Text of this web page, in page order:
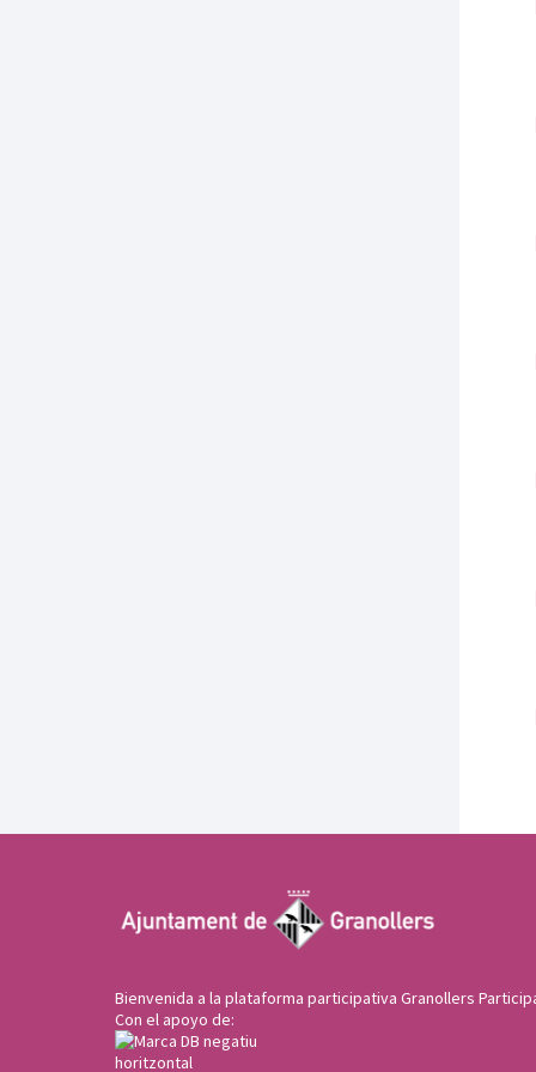
Bienvenida a la plataforma participativa Granollers
Con el apoyo de: